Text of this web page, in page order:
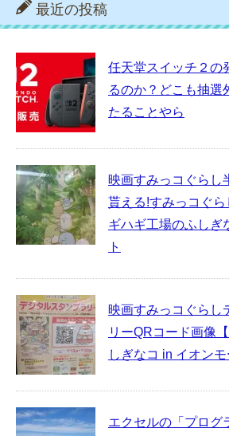
最近の投稿
任天堂スイッチ２の
るのか？どこも抽選
たることやら
映画すみっコぐらし
貰える!すみっコぐ
ギハギ工場のふしぎ
ト
映画すみっコぐらし
リーQRコード画像
しぎなコ in イオンモ
エクセルの「プログ